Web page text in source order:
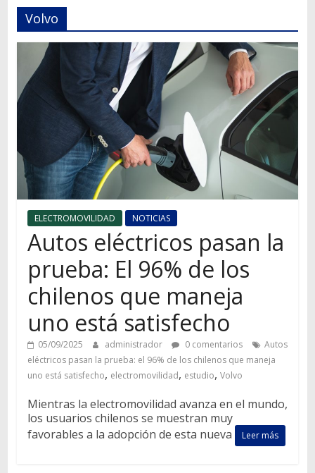
Autos,
camiones,
motos,
información
del
mundo
Volvo
ELECTROMOVILIDAD NOTICIAS
Autos eléctricos pasan la
prueba: El 96% de los
chilenos que maneja
uno está satisfecho
05/09/2025 administrador 0 comentarios
Autos
eléctricos pasan la prueba: el 96% de los chilenos que maneja
uno está satisfecho, electromovilidad, estudio, Volvo
Mientras la electromovilidad avanza en el mundo,
los usuarios chilenos se muestran muy
favorables a la adopción de esta nueva
Leer más